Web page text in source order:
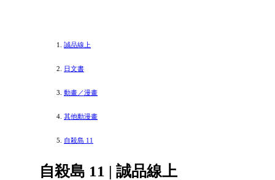
誠品線上
日文書
動畫／漫畫
其他動漫畫
自殺島 11
自殺島 11 | 誠品線上